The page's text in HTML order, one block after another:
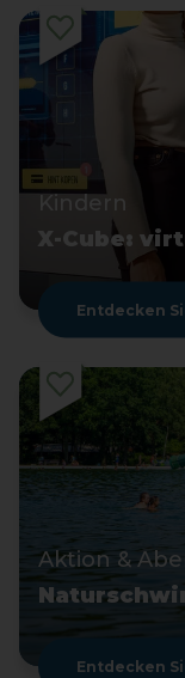
Kindern
X-Cube:
Entdecken
Aktion &
Entdecken